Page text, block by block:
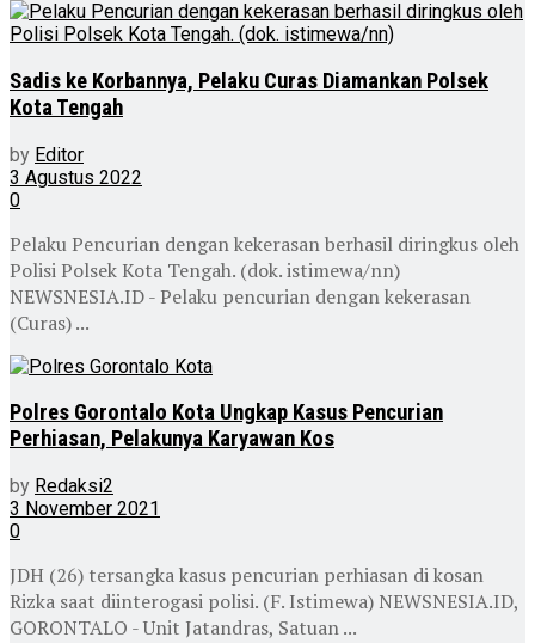
Sadis ke Korbannya, Pelaku Curas Diamankan Polsek
Kota Tengah
by Editor
3 Agustus 2022
0
Pelaku Pencurian dengan kekerasan berhasil diringkus oleh
Polisi Polsek Kota Tengah. (dok. istimewa/nn)
NEWSNESIA.ID - Pelaku pencurian dengan kekerasan
(Curas) ...
Polres Gorontalo Kota Ungkap Kasus Pencurian
Perhiasan, Pelakunya Karyawan Kos
by Redaksi2
3 November 2021
0
JDH (26) tersangka kasus pencurian perhiasan di kosan
Rizka saat diinterogasi polisi. (F. Istimewa) NEWSNESIA.ID,
GORONTALO - Unit Jatandras, Satuan ...